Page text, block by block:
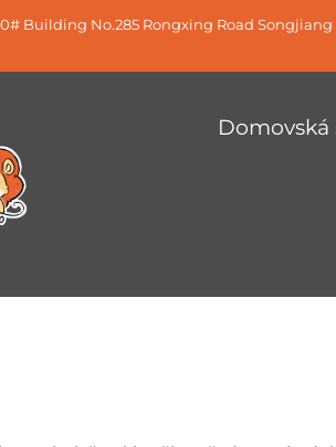
Building No.285 Rongxing Road
Domovská